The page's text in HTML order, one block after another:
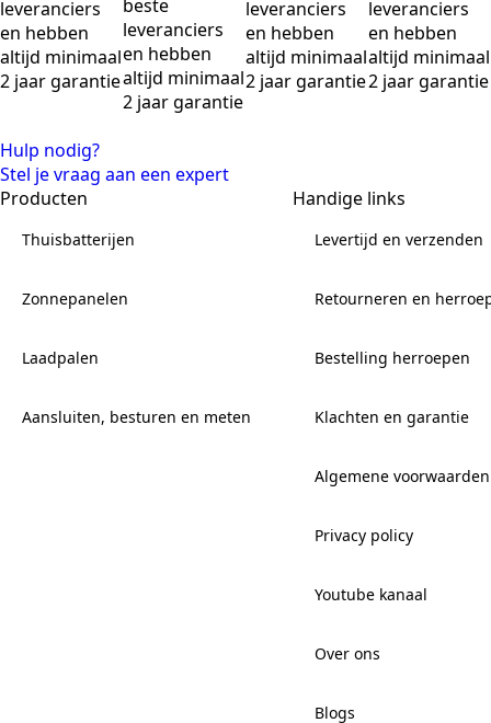
leveranciers
en hebben
altijd minimaal
2 jaar garantie
beste
leveranciers
en hebben
altijd minimaal
2 jaar garantie
leveranciers
en hebben
altijd minimaal
2 jaar garantie
leveranciers
en hebben
altijd minimaal
2 jaar garantie
Hulp nodig?
Stel je vraag aan een expert
Producten
Thuisbatterijen
Zonnepanelen
Laadpalen
Aansluiten, besturen en meten
Handige links
Levertijd en verzenden
Retourneren en
Bestelling herroepen
Klachten en garantie
Algemene voorwaarden
Privacy policy
Youtube kanaal
Over ons
Blogs